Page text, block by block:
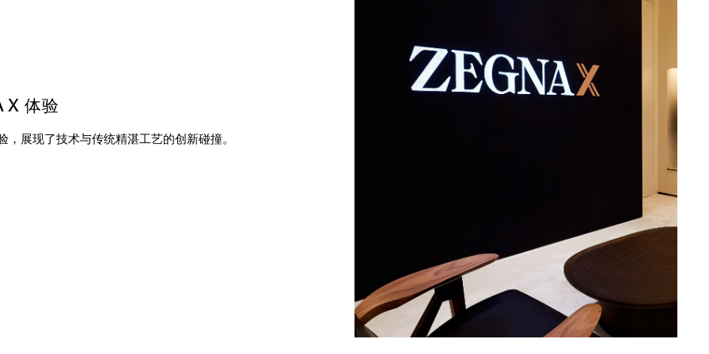
X 体验
展现了技术与传统精湛工艺的创新碰撞。